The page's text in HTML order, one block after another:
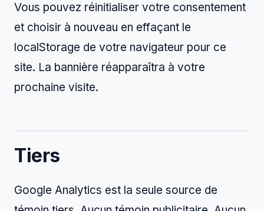
Vous pouvez réinitialiser votre consentement
et choisir à nouveau en effaçant le
localStorage de votre navigateur pour ce
site. La bannière réapparaîtra à votre
prochaine visite.
Tiers
Google Analytics est la seule source de